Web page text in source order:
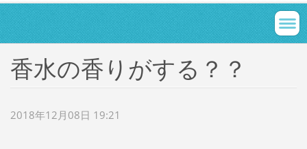
香水の香りがする？？
2018年12月08日 19:21